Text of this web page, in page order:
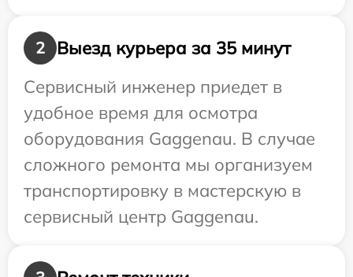
2
Выезд курьера за 35 минут
Сервисный инженер приедет в
удобное время для осмотра
оборудования Gaggenau. В случае
сложного ремонта мы организуем
транспортировку в мастерскую в
сервисный центр Gaggenau.